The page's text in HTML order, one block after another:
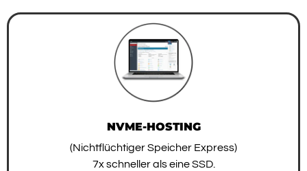
NVME-HOSTING
(Nichtflüchtiger Speicher Express)
7x schneller als eine SSD.